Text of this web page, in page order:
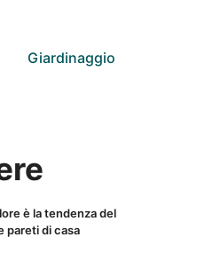
Giardinaggio
è la tendenza del
pareti di casa